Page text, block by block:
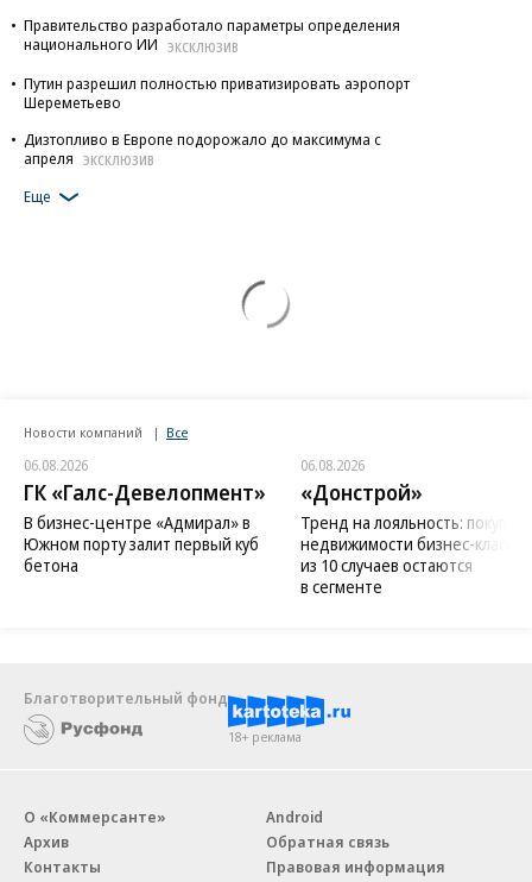
Правительство разработало параметры определения
национального ИИ
ЭКСКЛЮЗИВ
Путин разрешил полностью приватизировать аэропорт
Шереметьево
Дизтопливо в Европе подорожало до максимума с
апреля
ЭКСКЛЮЗИВ
Еще
Новости компаний Все
06.08.2026
ГК «Галс-Девелопмент»
В бизнес-центре «Адмирал» в
Южном порту залит первый куб
бетона
06.08.2026
«Донстрой»
Тренд на лояльность:
недвижимости бизнес-класса
из 10 случаев остаются
в сегменте
Благотворительный фонд
18+ реклама
О «Коммерсанте»
Архив
Контакты
Android
Обратная связь
Правовая информация